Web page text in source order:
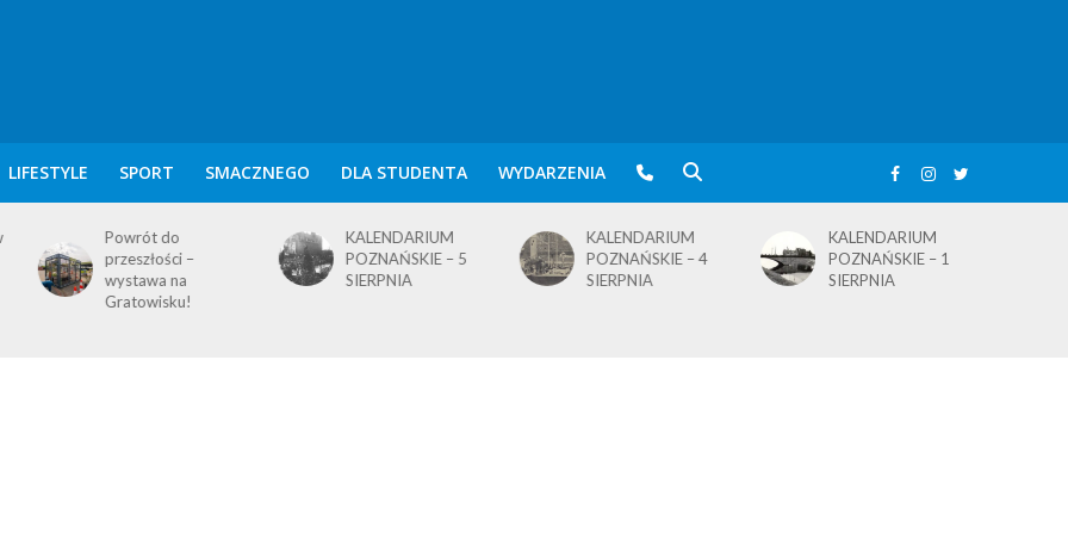
LIFESTYLE SPORT SMACZNEGO DLA STUDENTA WYDARZENIA
KALENDARIUM
POZNAŃSKIE – 5
SIERPNIA
KALENDARIUM
POZNAŃSKIE – 4
SIERPNIA
KALENDARIUM
POZNAŃSKIE – 1
SIERPNIA
BLusowe święto nad
wielkopolskim
jeziorem